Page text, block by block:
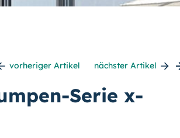
vorheriger Artikel nächster Artikel
Serie x-